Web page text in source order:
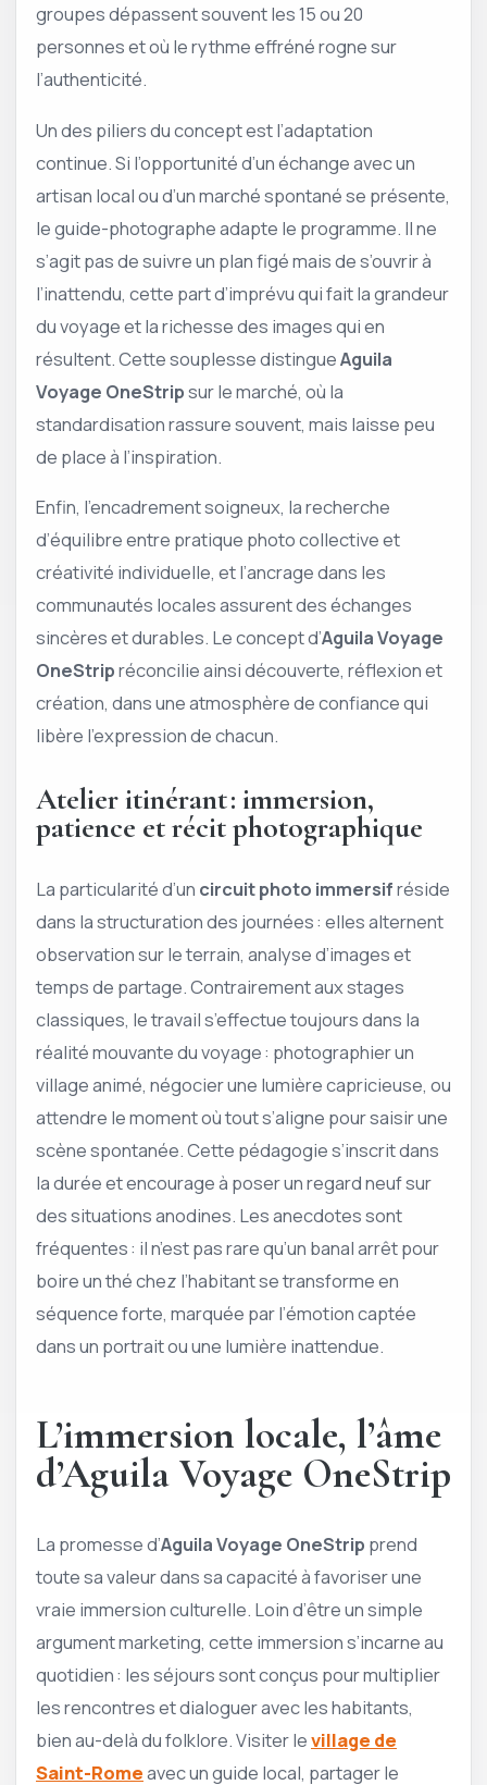
groupes dépassent souvent les 15 ou 20
personnes et où le rythme effréné rogne sur
l’authenticité.
Un des piliers du concept est l’adaptation
continue. Si l’opportunité d’un échange avec un
artisan local ou d’un marché spontané se présente,
le guide-photographe adapte le programme. Il ne
s’agit pas de suivre un plan figé mais de s’ouvrir à
l’inattendu, cette part d’imprévu qui fait la grandeur
du voyage et la richesse des images qui en
résultent. Cette souplesse distingueAguila
Voyage OneStripsur le marché, où la
standardisation rassure souvent, mais laisse peu
de place à l’inspiration.
Enfin, l’encadrement soigneux, la recherche
d’équilibre entre pratique photo collective et
créativité individuelle, et l’ancrage dans les
communautés locales assurent des échanges
sincères et durables. Le concept d’Aguila Voyage
OneStripréconcilie ainsi découverte, réflexion et
création, dans une atmosphère de confiance qui
libère l’expression de chacun.
Atelier itinérant : immersion,
patience et récit photographique
La particularité d’un circuit photo immersifréside
dans la structuration des journées : elles alternent
observation sur le terrain, analyse d’images et
temps de partage. Contrairement aux stages
classiques, le travail s’effectue toujours dans la
réalité mouvante du voyage : photographier un
village animé, négocier une lumière capricieuse, ou
attendre le moment où tout s’aligne pour saisir une
scène spontanée. Cette pédagogie s’inscrit dans
la durée et encourage à poser un regard neuf sur
des situations anodines. Les anecdotes sont
fréquentes : il n’est pas rare qu’un banal arrêt pour
boire un thé chez l’habitant se transforme en
séquence forte, marquée par l’émotion captée
dans un portrait ou une lumière inattendue.
L’immersion locale, l’âme
d’Aguila Voyage OneStrip
La promesse d’Aguila Voyage OneStrip prend
toute sa valeur dans sa capacité à favoriser une
vraie immersion culturelle. Loin d’être un simple
argument marketing, cette immersion s’incarne au
quotidien : les séjours sont conçus pour multiplier
les rencontres et dialoguer avec les habitants,
bien au-delà du folklore. Visiter levillage de
Saint-Romeavec un guide local, partager le